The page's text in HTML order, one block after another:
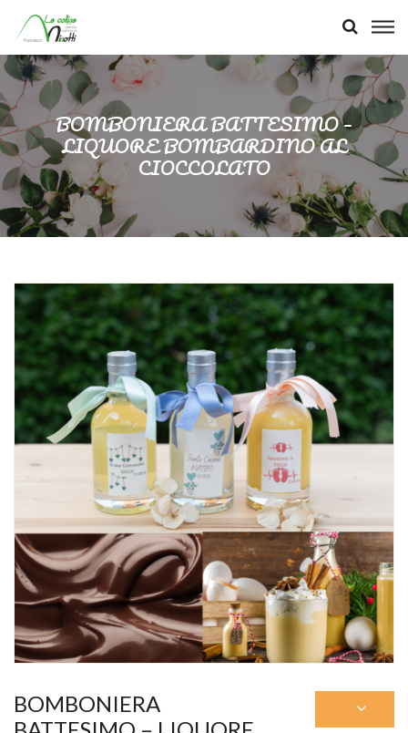
BOMBONIERA BATTESIMO –
LIQUORE BOMBARDINO AL
CIOCCOLATO
BOMBONIERA